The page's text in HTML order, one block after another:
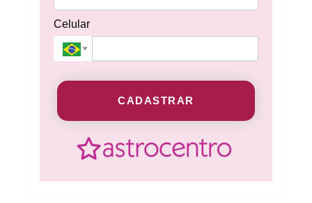
Celular
CADASTRAR